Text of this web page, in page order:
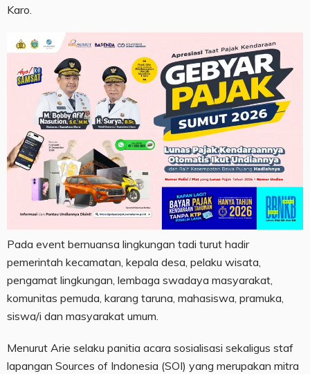
Karo.
Pada event bernuansa lingkungan tadi turut hadir
pemerintah kecamatan, kepala desa, pelaku wisata,
pengamat lingkungan, lembaga swadaya masyarakat,
komunitas pemuda, karang taruna, mahasiswa, pramuka,
siswa/i dan masyarakat umum.
Menurut Arie selaku panitia acara sosialisasi sekaligus staf
lapangan Sources of Indonesia (SOI) yang merupakan mitra